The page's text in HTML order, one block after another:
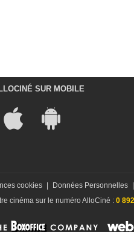
SUR MOBILE
cookies Données Personnelles
cinéma sur le numéro AlloCiné : 0